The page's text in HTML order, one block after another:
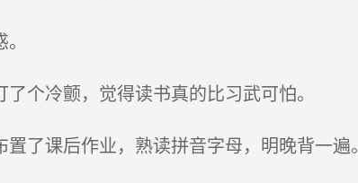
个冷颤，觉得读书真的比习武可怕。
了课后作业，熟读拼音字母，明晚背一遍。